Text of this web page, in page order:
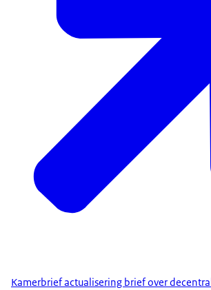
Kamerbrief actualisering brief over